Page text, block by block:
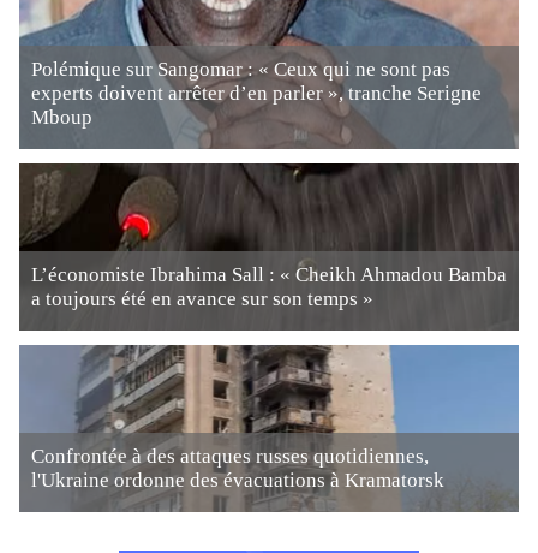
Polémique sur Sangomar : « Ceux qui ne sont pas
experts doivent arrêter d’en parler », tranche Serigne
Mboup
L’économiste Ibrahima Sall : « Cheikh Ahmadou Bamba
a toujours été en avance sur son temps »
Confrontée à des attaques russes quotidiennes,
l'Ukraine ordonne des évacuations à Kramatorsk